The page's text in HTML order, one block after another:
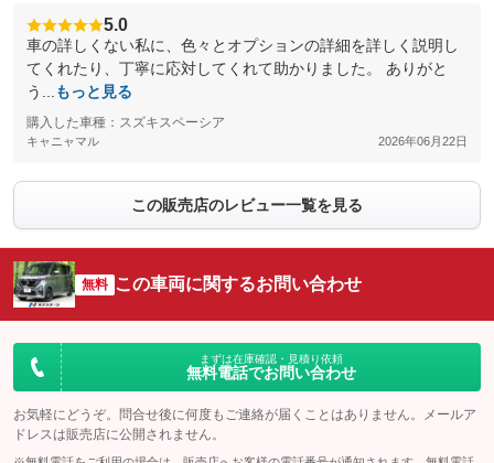
5.0
車の詳しくない私に、色々とオプションの詳細を詳しく説明し
てくれたり、丁寧に応対してくれて助かりました。 ありがと
う...
もっと見る
購入した車種：スズキスペーシア
キャニャマル 2026年06月22日
この販売店のレビュー一覧を見る
無料 この車両に関するお問い合わせ
まずは在庫確認・見積り依頼
無料電話でお問い合わせ
お気軽にどうぞ。問合せ後に何度もご連絡が届くことはありません。メールア
ドレスは販売店に公開されません。